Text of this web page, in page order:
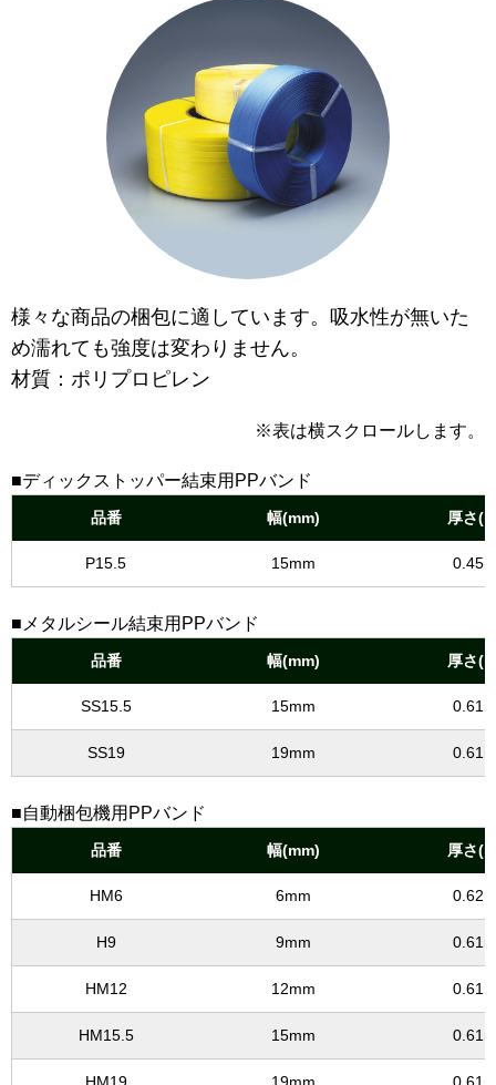
様々な商品の梱包に適しています。吸水性が無いた
め濡れても強度は変わりません。
材質：ポリプロピレン
※表は横スクロールします。
■ディックストッパー結束用PPバンド
品番 幅(mm) 厚さ
P15.5 15mm
■メタルシール結束用PPバンド
品番 幅(mm) 厚さ
SS15.5 15mm
SS19 19mm
■自動梱包機用PPバンド
品番 幅(mm) 厚さ
HM6 6mm
H9 9mm
HM12 12mm
HM15.5 15mm